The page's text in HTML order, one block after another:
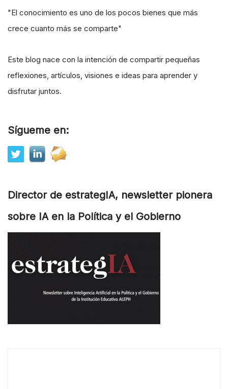
"El conocimiento es uno de los pocos bienes que más
crece cuanto más se comparte"
Este blog nace con la intención de compartir pequeñas
reflexiones, artículos, visiones e ideas para aprender y
disfrutar juntos.
Sígueme en:
Director de estrategIA, newsletter pionera
sobre IA en la Política y el Gobierno